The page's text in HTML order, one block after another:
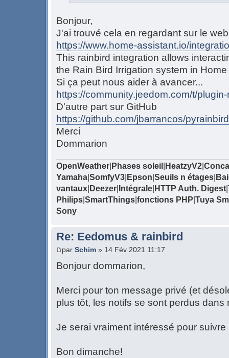
Bonjour,
J'ai trouvé cela en regardant sur le
https://www.home-assistant.io/
This rainbird integration allows
the Rain Bird Irrigation system in
Si ça peut nous aider à avancer...
https://community.jeedom.com/t/
D'autre part sur GitHub
https://github.com/jbarrancos/pyrainbird
Merci
Dommarion
OpenWeather Phases soleil HeatzyV2
Yamaha SomfyV3 Epson Seuils n étages
vantaux Deezer Intégrale HTTP Auth. Digest
Philips SmartThings fonctions PHP Tuya
Sony
Re: Eedomus & rainbird
par Schim » 14 Fév 2021 11:17
Bonjour dommarion,
Merci pour ton message privé (et
plus tôt, les notifs se sont perdus dans
Je serai vraiment intéressé pour
Bon dimanche!